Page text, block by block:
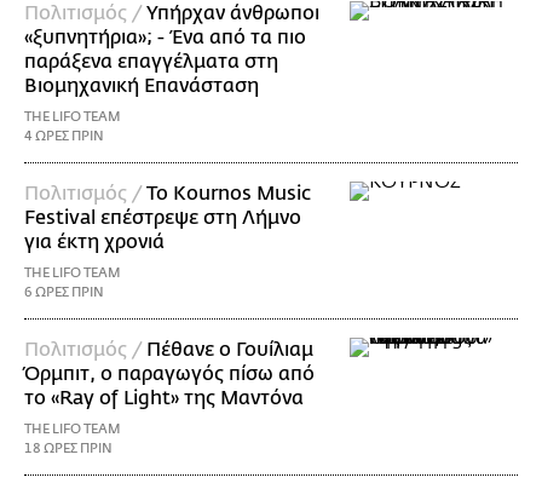
Πολιτισμός /Υπήρχαν άνθρωποι
«ξυπνητήρια»; - Ένα από τα πιο
παράξενα επαγγέλματα στη
Βιομηχανική Επανάσταση
THE LIFO TEAM
4 ΩΡΕΣ ΠΡΙΝ
Πολιτισμός /Το Kournos Music
Festival επέστρεψε στη Λήμνο
για έκτη χρονιά
THE LIFO TEAM
6 ΩΡΕΣ ΠΡΙΝ
Πολιτισμός / Πέθανε ο Γουίλιαμ
Όρμπιτ, ο παραγωγός πίσω από
το «Ray of Light» της Μαντόνα
THE LIFO TEAM
18 ΩΡΕΣ ΠΡΙΝ